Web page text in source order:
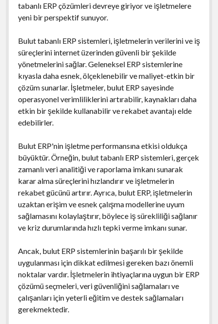
tabanlı ERP çözümleri devreye giriyor ve işletmelere
yeni bir perspektif sunuyor.
Bulut tabanlı ERP sistemleri, işletmelerin verilerini ve iş
süreçlerini internet üzerinden güvenli bir şekilde
yönetmelerini sağlar. Geleneksel ERP sistemlerine
kıyasla daha esnek, ölçeklenebilir ve maliyet-etkin bir
çözüm sunarlar. İşletmeler, bulut ERP sayesinde
operasyonel verimliliklerini artırabilir, kaynakları daha
etkin bir şekilde kullanabilir ve rekabet avantajı elde
edebilirler.
Bulut ERP'nin işletme performansına etkisi oldukça
büyüktür. Örneğin, bulut tabanlı ERP sistemleri, gerçek
zamanlı veri analitiği ve raporlama imkanı sunarak
karar alma süreçlerini hızlandırır ve işletmelerin
rekabet gücünü artırır. Ayrıca, bulut ERP, işletmelerin
uzaktan erişim ve esnek çalışma modellerine uyum
sağlamasını kolaylaştırır, böylece iş sürekliliği sağlanır
ve kriz durumlarında hızlı tepki verme imkanı sunar.
Ancak, bulut ERP sistemlerinin başarılı bir şekilde
uygulanması için dikkat edilmesi gereken bazı önemli
noktalar vardır. İşletmelerin ihtiyaçlarına uygun bir ERP
çözümü seçmeleri, veri güvenliğini sağlamaları ve
çalışanları için yeterli eğitim ve destek sağlamaları
gerekmektedir.